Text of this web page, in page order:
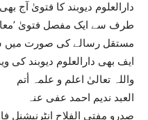
دارالعلوم دیوبند کا فتویٰ آج
طرف سے ایک مفصل فتویٰ
مستقل رسالے کی صورت میں
ایف بھی دارالعلوم دیوبند
واللہ تعالیٰ اعلم و علمہ أتم
العبد ندیم احمد عفی عنہ
صدرو مفتی الفلاح انٹرنیشنل